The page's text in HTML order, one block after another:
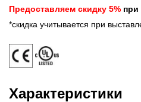
Предоставляем скидку 5% при
*скидка учитывается при
Характеристики